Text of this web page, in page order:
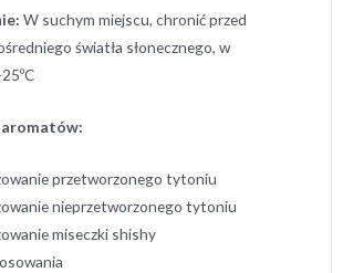
W suchym miejscu, chronić przed
światła słonecznego, w
przetworzonego tytoniu
nieprzetworzonego tytoniu
miseczki shishy